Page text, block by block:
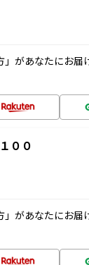
があなたにお届
００
があなたにお届